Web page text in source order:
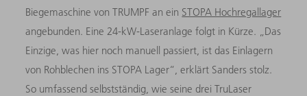
Biegemaschine von TRUMPF an ein STOPA Hochregallager
angebunden. Eine 24-kW-Laseranlage folgt in Kürze. „Das
Einzige, was hier noch manuell passiert, ist das Einlagern
von Rohblechen ins STOPA Lager“, erklärt Sanders stolz.
So umfassend selbstständig, wie seine drei TruLaser